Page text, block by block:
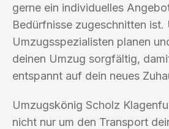
gerne ein individuelles
Bedürfnisse zugeschnitten ist.
Umzugsspezialisten planen
deinen Umzug sorgfältig,
entspannt auf dein neues
Umzugskönig Scholz
nicht nur um den Transport